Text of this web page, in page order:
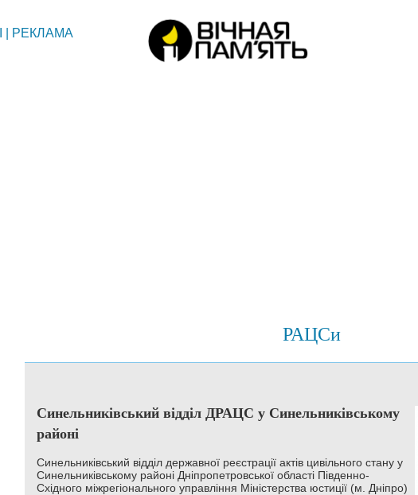
РЕКЛАМА
РАЦСи
Синельниківський відділ ДРАЦС у Синельниківському
районі
Синельниківський відділ державної реєстрації актів цивільного стану у
Синельниківському районі Дніпропетровської області Південно-
Східного міжрегіонального управління Міністерства юстиції (м. Дніпро)